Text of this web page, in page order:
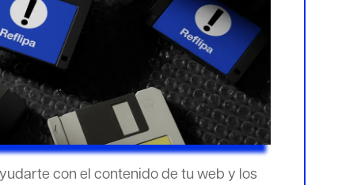
con el contenido de tu web y los